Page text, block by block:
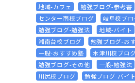
地域-カフェ
勉強ブログ-参考書
センター南校ブログ
岐阜校ブ
勉強ブログ-勉強法
地域-バイト
湘南台校ブログ
勉強ブログ-お
一般-おすすめ塾
木津川校ブロ
勉強ブログ-その他
一般-勉強法
川尻校ブログ
勉強ブログ-バイト